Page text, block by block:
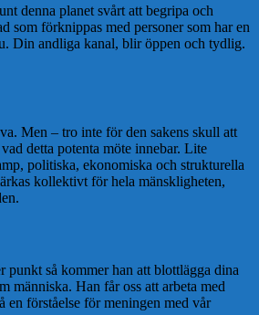
denna planet svårt att begripa och
som förknippas med personer som har en
Din andliga kanal, blir öppen och tydlig.
Men – tro inte för den sakens skull att
detta potenta möte innebar. Lite
politiska, ekonomiska och strukturella
kollektivt för hela mänskligheten,
så kommer han att blottlägga dina
människa. Han får oss att arbeta med
en förståelse för meningen med vår